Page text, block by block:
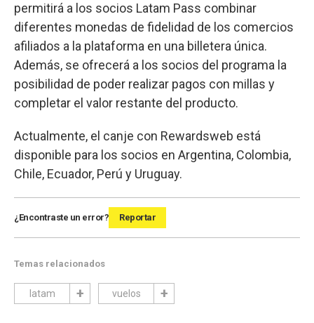
permitirá a los socios Latam Pass combinar
diferentes monedas de fidelidad de los comercios
afiliados a la plataforma en una billetera única.
Además, se ofrecerá a los socios del programa la
posibilidad de poder realizar pagos con millas y
completar el valor restante del producto.
Actualmente, el canje con Rewardsweb está
disponible para los socios en Argentina, Colombia,
Chile, Ecuador, Perú y Uruguay.
¿Encontraste un error? Reportar
Temas relacionados
latam vuelos